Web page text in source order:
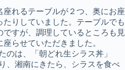
座れるテーブルが２つ、奥にお座
りしていました。テーブルでも
すが、調理しているところも見
らせていただきました。
のは、「朝どれ生シラス丼」
、湘南にきたら、シラスを食べ